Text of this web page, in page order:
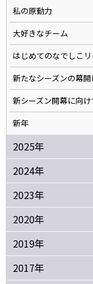
私の原動力
大好きなチーム
はじめてのなでしこ
新たなシーズンの幕開
新シーズン開幕に向け
新年
2025年
2024年
2023年
2020年
2019年
2017年